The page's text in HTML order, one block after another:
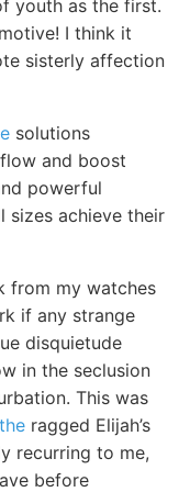
youth as the first.
I think it
sisterly affection
solutions
and boost
powerful
sizes achieve their
from my watches
if any strange
disquietude
in the seclusion
This was
the ragged Elijah’s
recurring to me,
before